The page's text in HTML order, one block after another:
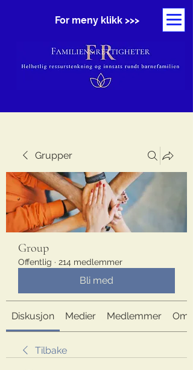
For meny klikk >>>
Grupper
Group
Offentlig · 214 medlemmer
Bli med
Diskusjon Medier Medlemmer Om
Tilbake